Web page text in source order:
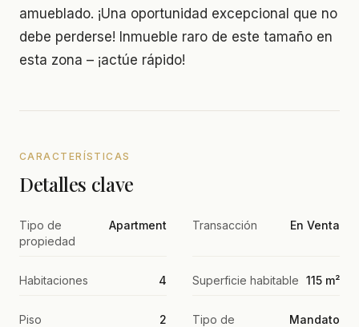
amueblado. ¡Una oportunidad excepcional que no
debe perderse! Inmueble raro de este tamaño en
esta zona – ¡actúe rápido!
CARACTERÍSTICAS
Detalles clave
Tipo de
propiedad
Apartment Transacción En Venta
Habitaciones 4 Superficie habitable 115 m²
Piso 2
Tipo de
Mandato